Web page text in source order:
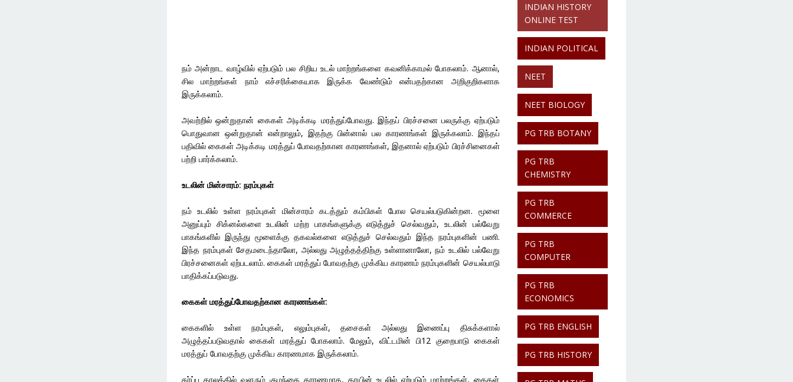
நம் அன்றாட வாழ்வில் ஏற்படும் பல சிறிய உடல் மாற்றங்களை கவனிக்காமல் போகலாம். ஆனால்,
சில மாற்றங்கள் நாம் எச்சரிக்கையாக இருக்க வேண்டும் என்பதற்கான அறிகுறிகளாக
இருக்கலாம்.
அவற்றில் ஒன்றுதான் கைகள் அடிக்கடி மரத்துப்போவது. இந்தப் பிரச்சனை பலருக்கு ஏற்படும்
பொதுவான ஒன்றுதான் என்றாலும், இதற்கு பின்னால் பல காரணங்கள் இருக்கலாம். இந்தப்
பதிவில் கைகள் அடிக்கடி மரத்துப் போவதற்கான காரணங்கள், இதனால் ஏற்படும் பிரச்சினைகள்
பற்றி பார்க்கலாம்.
உடலின் மின்சாரம்: நரம்புகள்
நம் உடலில் உள்ள நரம்புகள் மின்சாரம் கடத்தும் கம்பிகள் போல செயல்படுகின்றன. மூளை
அனுப்பும் சிக்னல்களை உடலின் மற்ற பாகங்களுக்கு எடுத்துச் செல்வதும், உடலின் பல்வேறு
பாகங்களில் இருந்து மூளைக்கு தகவல்களை எடுத்துச் செல்வதும் இந்த நரம்புகளின் பணி.
இந்த நரம்புகள் சேதமடைந்தாலோ, அல்லது அழுத்தத்திற்கு உள்ளானாலோ, நம் உடலில் பல்வேறு
பிரச்சனைகள் ஏற்படலாம். கைகள் மரத்துப் போவதற்கு முக்கிய காரணம் நரம்புகளின் செயல்பாடு
பாதிக்கப்படுவது.
கைகள் மரத்துப்போவதற்கான காரணங்கள்:
கைகளில் உள்ள நரம்புகள், எலும்புகள், தசைகள் அல்லது இணைப்பு திசுக்களால்
அழுத்தப்படுவதால் கைகள் மரத்துப் போகலாம். மேலும், விட்டமின் பி12 குறைபாடு கைகள்
மரத்துப் போவதற்கு முக்கிய காரணமாக இருக்கலாம்.
கர்ப்ப காலத்தில் வளரும் குழந்தை காரணமாக, தாயின் உடலில் ஏற்படும் மாற்றங்கள், கைகள்
INDIAN HISTORY
ONLINE TEST
INDIAN POLITICAL
NEET
NEET BIOLOGY
PG TRB BOTANY
PG TRB
CHEMISTRY
PG TRB
COMMERCE
PG TRB
COMPUTER
PG TRB
ECONOMICS
PG TRB ENGLISH
PG TRB HISTORY